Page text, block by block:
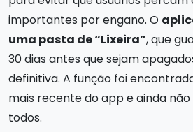
importantes por engano. O
uma pasta de “Lixeira”, que
30 dias antes que sejam
definitiva. A função foi
mais recente do app e ainda
todos.